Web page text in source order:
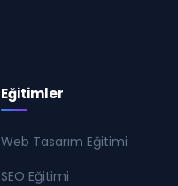
Eğitimler
Web Tasarım Eğitimi
SEO Eğitimi